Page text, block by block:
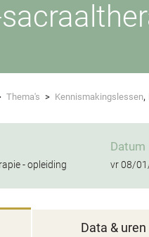
Thema's > Kennismakingslessen,
- opleiding
Datum
vr08/
Data & uren